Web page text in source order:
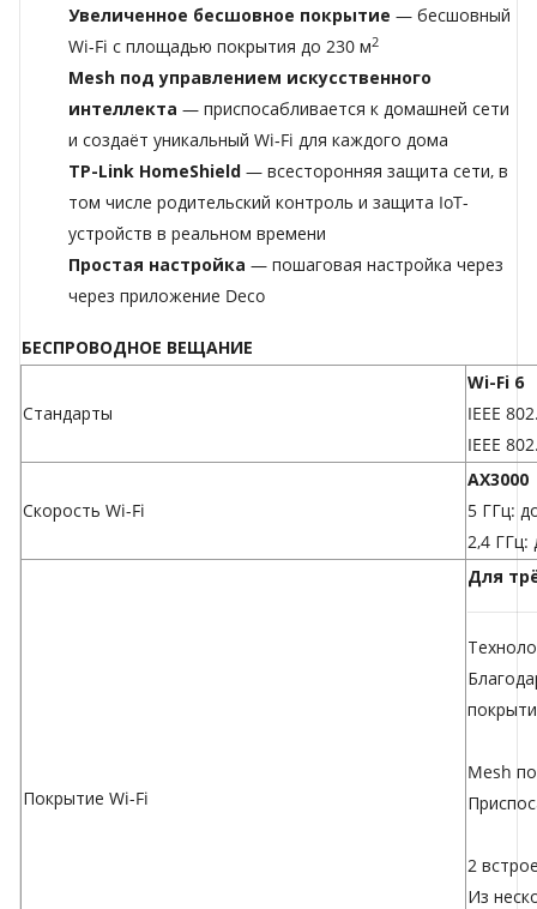
Увеличенное бесшовное покрытие — бесшовный
Wi-Fi с площадью покрытия до 230 м2
Mesh под управлением искусственного
интеллекта — приспосабливается к домашней сети
и создаёт уникальный Wi‑Fi для каждого дома
TP-Link HomeShield — всесторонняя защита сети, в
том числе родительский контроль и защита IoT-
устройств в реальном времени
Простая настройка — пошаговая настройка через
через приложение Deco
БЕСПРОВОДНОЕ ВЕЩАНИЕ
Стандарты
Wi-Fi 6
IEEE
IEEE
Скорость Wi-Fi
AX3000
5 ГГц:
2,4 ГГц:
Покрытие Wi-Fi
Для
Mesh
2
Из